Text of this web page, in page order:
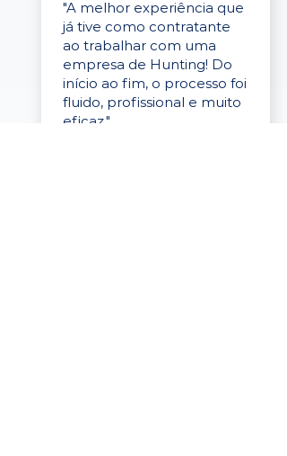
"A melhor experiência que
já tive como contratante
ao trabalhar com uma
empresa de Hunting! Do
início ao fim, o processo foi
fluido, profissional e muito
eficaz."